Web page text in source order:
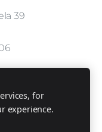
39
for
experience.